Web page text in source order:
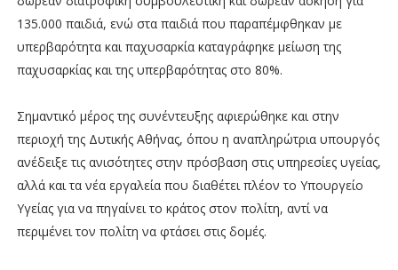
135.000 παιδιά, ενώ στα παιδιά που παραπέμφθηκαν με
υπερβαρότητα και παχυσαρκία καταγράφηκε μείωση της
παχυσαρκίας και της υπερβαρότητας στο 80%.
Σημαντικό μέρος της συνέντευξης αφιερώθηκε και στην
περιοχή της Δυτικής Αθήνας, όπου η αναπληρώτρια υπουργός
ανέδειξε τις ανισότητες στην πρόσβαση στις υπηρεσίες υγείας,
αλλά και τα νέα εργαλεία που διαθέτει πλέον το Υπουργείο
Υγείας για να πηγαίνει το κράτος στον πολίτη, αντί να
περιμένει τον πολίτη να φτάσει στις δομές.